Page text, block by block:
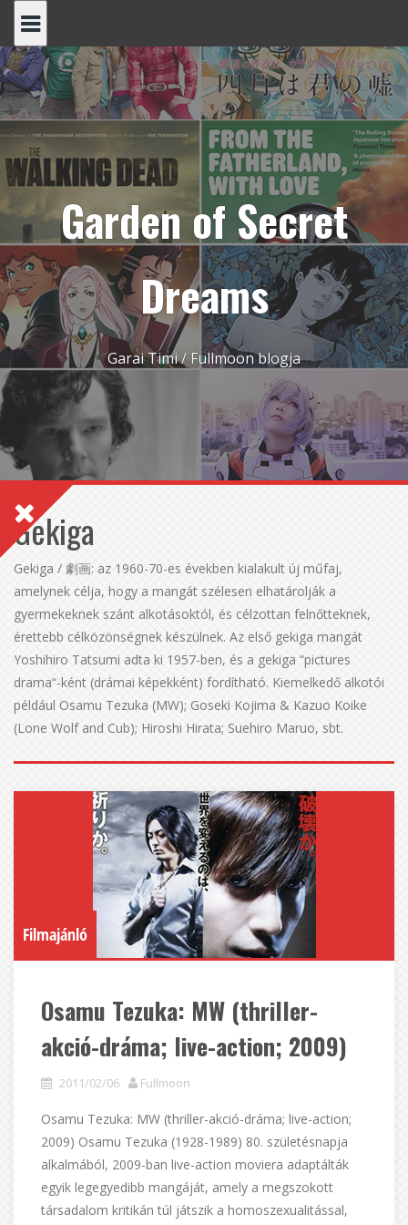
content
Garden of Secret
Dreams
Garai Timi / Fullmoon blogja
Gekiga
Gekiga / 劇画: az 1960-70-es években kialakult új műfaj,
amelynek célja, hogy a mangát szélesen elhatárolják a
gyermekeknek szánt alkotásoktól, és célzottan felnőtteknek,
érettebb célközönségnek készülnek. Az első gekiga mangát
Yoshihiro Tatsumi adta ki 1957-ben, és a gekiga “pictures
drama“-ként (drámai képekként) fordítható. Kiemelkedő alkotói
például Osamu Tezuka (MW); Goseki Kojima & Kazuo Koike
(Lone Wolf and Cub); Hiroshi Hirata; Suehiro Maruo, sbt.
Filmajánló
Osamu Tezuka: MW (thriller-
akció-dráma; live-action; 2009)
2011/02/06 Fullmoon
Osamu Tezuka: MW (thriller-akció-dráma; live-action;
2009) Osamu Tezuka (1928-1989) 80. születésnapja
alkalmából, 2009-ban live-action moviera adaptálták
egyik legegyedibb mangáját, amely a megszokott
társadalom kritikán túl játszik a homoszexualitással,